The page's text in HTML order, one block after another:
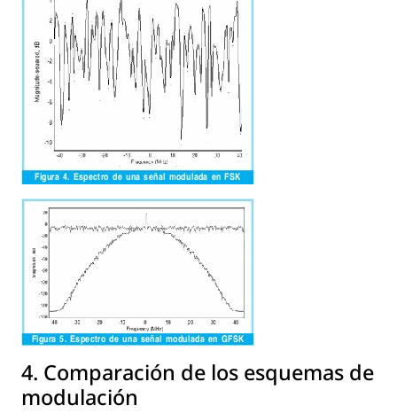
4. Comparación de los esquemas de
modulación